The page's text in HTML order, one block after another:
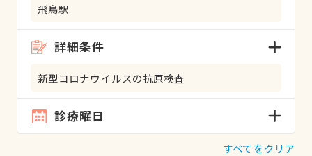
飛鳥駅
詳細条件
新型コロナウイルスの抗原検査
診療曜日
すべてをクリア